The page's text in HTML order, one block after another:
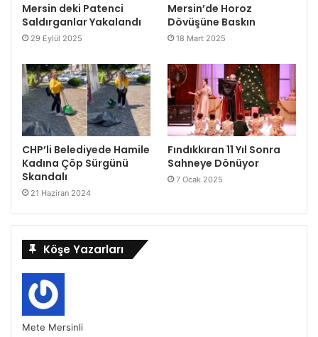
Mersin deki Patenci
Saldırganlar Yakalandı
29 Eylül 2025
Mersin’de Horoz
Dövüşüne Baskın
18 Mart 2025
CHP’li Belediyede Hamile
Kadına Çöp Sürgünü
Skandalı
21 Haziran 2024
Fındıkkıran 11 Yıl Sonra
Sahneye Dönüyor
7 Ocak 2025
Köşe Yazarları
Mete Mersinli